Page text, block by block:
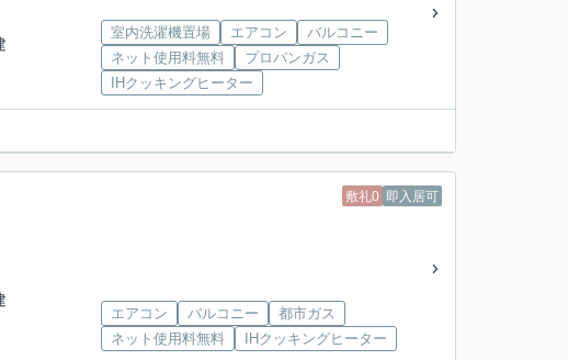
室内洗濯機置場 エアコン
バルコニー
ネット使用料無料
プロパンガス
IHクッキングヒーター
敷礼0 即入居可
エアコン バルコニー
都市ガス
ネット使用料無料
IHクッキングヒーター